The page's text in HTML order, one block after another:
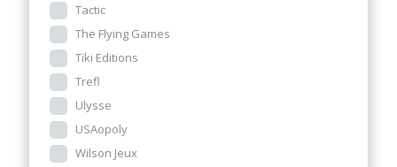
Tactic
The Flying Games
Tiki Editions
Trefl
Ulysse
USAopoly
Wilson Jeux